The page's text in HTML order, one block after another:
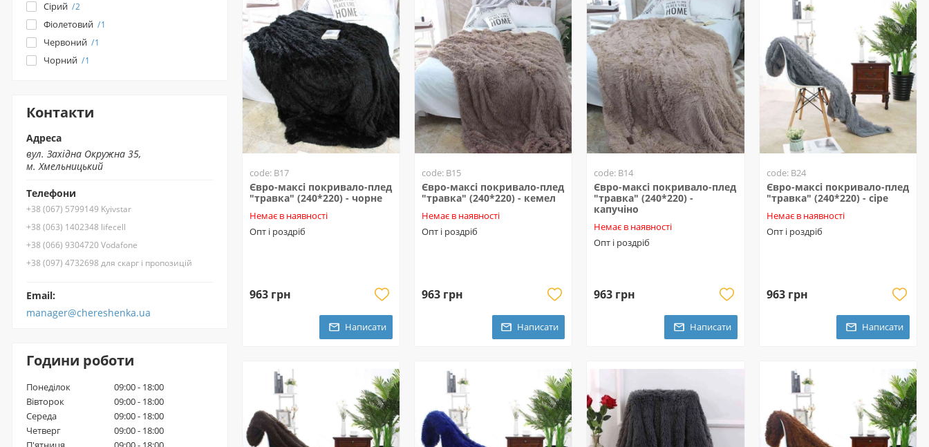
code: B17
Євро-максі покривало-плед
"травка" (240*220) - чорне
Немає в наявності
Опт і роздріб
963 грн
Написати
code: B15
Євро-максі покривало-плед
"травка" (240*220) - кемел
Немає в наявності
Опт і роздріб
963 грн
Написати
code: B14
Євро-максі покривало-плед
"травка" (240*220) -
капучіно
Немає в наявності
Опт і роздріб
963 грн
Написати
code: B24
Євро-максі покривало-плед
"травка" (240*220) - сіре
Немає в наявності
Опт і роздріб
963 грн
Написати
Сірий 2
Фіолетовий 1
Червоний 1
Чорний 1
Контакти
Адреса
вул. Західна Окружна 35,
м. Хмельницький
Телефони
+38 (067) 5799149 Kyivstar
+38 (063) 1402348 lifecell
+38 (066) 9304720 Vodafone
+38 (097) 4732698 для скарг і пропозицій
Email:
manager@chereshenka.ua
Години роботи
Понеділок
09:00 - 18:00
Вівторок
09:00 - 18:00
Середа
09:00 - 18:00
Четверг
09:00 - 18:00